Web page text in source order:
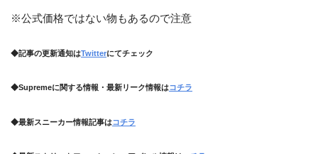
※公式価格ではない物もあるので注意
◆記事の更新通知はTwitterにてチェック
◆Supremeに関する情報・最新リーク情報はコチラ
◆最新スニーカー情報記事はコチラ